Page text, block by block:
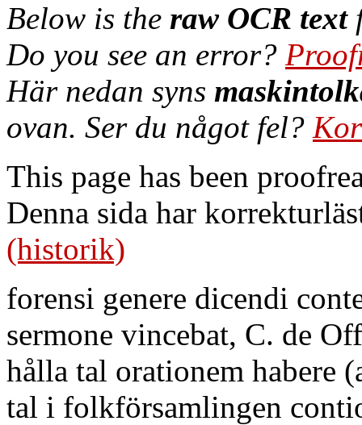
Below is the raw OCR text
Do you see an error?
Här nedan syns
ovan. Ser du något fel?
This page has been
Denna sida har
(historik)
forensi genere dicendi
sermone vincebat, C. de
hålla tal orationem habere
tal i folkförsamlingen